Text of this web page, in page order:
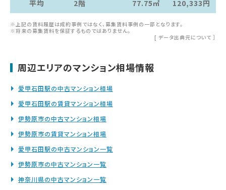
平均
2階 77.75㎡ 120,333円
※上記の賃料履歴は成約事例ではなく、募集賃料事例の一部となります。
※将来の募集賃料を保証するものではありません。
[ データ出典元について ］
周辺エリアのマンション相場情報
愛甲石田駅の中古マンション相場
愛甲石田駅の賃貸マンション相場
伊勢原市の中古マンション相場
伊勢原市の賃貸マンション相場
愛甲石田駅の中古マンション一覧
伊勢原市の中古マンション一覧
神奈川県の中古マンション一覧